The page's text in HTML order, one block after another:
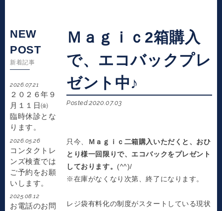
Ｍａｇｉｃ2箱購入
で、エコバックプレ
ゼント中♪
Posted:2020.07.03
只今、
Ｍａｇｉｃ二箱購入いただくと、おひ
とり様一回限りで、エコバックをプレゼント
しております。 (^^)/
※在庫がなくなり次第、終了になります。
レジ袋有料化の制度がスタートしている現状
NEW
POST
新着記事
2026.07.21
２０２６年９
月１１日㈮
臨時休診とな
ります。
2026.05.26
コンタクトレ
ンズ検査では
ご予約をお願
いします。
2025.08.12
お電話のお問